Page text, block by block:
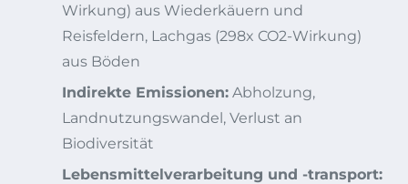
Wirkung) aus Wiederkäuern und
Reisfeldern, Lachgas (298x CO2-Wirkung)
aus Böden
Indirekte Emissionen: Abholzung,
Landnutzungswandel, Verlust an
Biodiversität
Lebensmittelverarbeitung und -transport: